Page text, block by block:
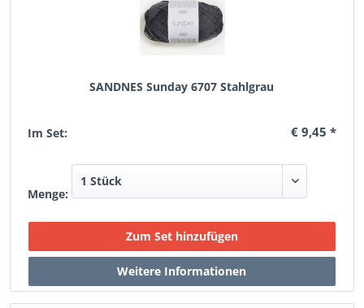
SANDNES Sunday 6707 Stahlgrau
Im Set: € 9,45 *
Menge: